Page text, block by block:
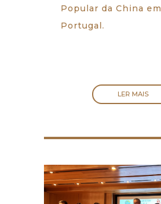
Popular da China em
Portugal.
LER MAIS